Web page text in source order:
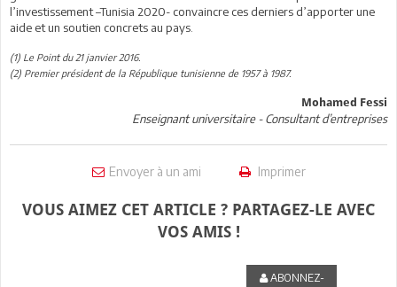
l’investissement –Tunisia 2020- convaincre ces derniers d’apporter une
aide et un soutien concrets au pays.
(1) Le Point du 21 janvier 2016.
(2) Premier président de la République tunisienne de 1957 à 1987.
Mohamed Fessi
Enseignant universitaire - Consultant d’entreprises
Envoyer à un ami Imprimer
VOUS AIMEZ CET ARTICLE ? PARTAGEZ-LE AVEC
VOS AMIS !
ABONNEZ-